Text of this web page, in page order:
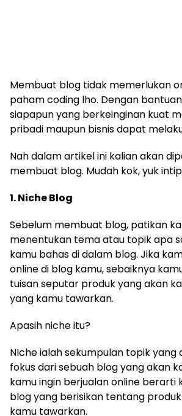
Membuat blog tidak memerlukan
paham coding lho. Dengan
siapapun yang berkeinginan kuat
pribadi maupun bisnis dapat
Nah dalam artikel ini kalian akan
membuat blog. Mudah kok, yuk
1. Niche Blog
Sebelum membuat blog, patikan
menentukan tema atau topik apa
kamu bahas di dalam blog. Jika
online di blog kamu, sebaiknya
tuisan seputar produk yang akan
yang kamu tawarkan.
Apasih niche itu?
NIche ialah sekumpulan topik yang
fokus dari sebuah blog yang akan
kamu ingin berjualan online berarti
blog yang berisikan tentang
kamu tawarkan.